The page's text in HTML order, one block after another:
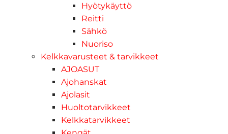
Hyötykäyttö
Reitti
Sähkö
Nuoriso
Kelkkavarusteet & tarvikkeet
AJOASUT
Ajohanskat
Ajolasit
Huoltotarvikkeet
Kelkkatarvikkeet